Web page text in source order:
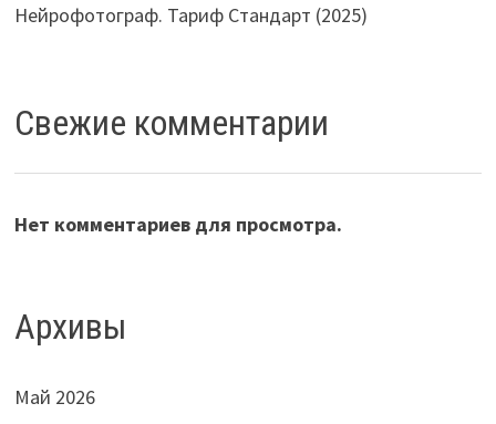
Нейрофотограф. Тариф Стандарт (2025)
Свежие комментарии
Нет комментариев для просмотра.
Архивы
Май 2026